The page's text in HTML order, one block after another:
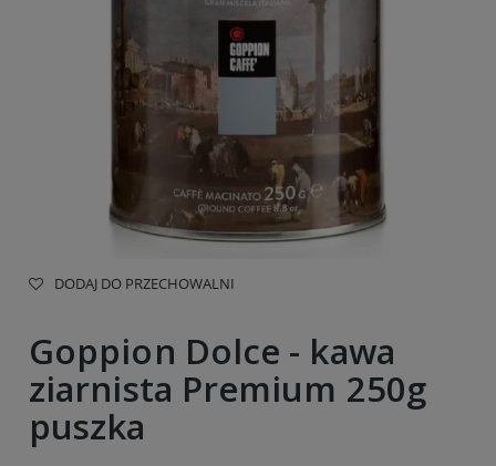
DODAJ DO PRZECHOWALNI
Goppion Dolce - kawa
ziarnista Premium 250g
puszka